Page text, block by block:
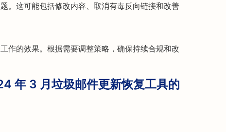
。这可能包括修改内容、取消有毒反向链接和改善
作的效果。根据需要调整策略，确保持续合规和改
年 3 月垃圾邮件更新恢复工具的